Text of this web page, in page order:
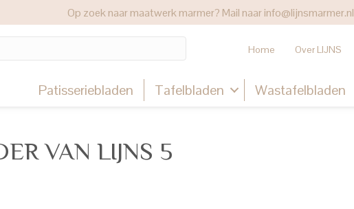
Op zoek naar maatwerk marmer? Mail naarinfo@lijnsmarmer.nl
Home Over LIJNS
Patisseriebladen Tafelbladen Wastafelbladen
VAN LIJNS 5